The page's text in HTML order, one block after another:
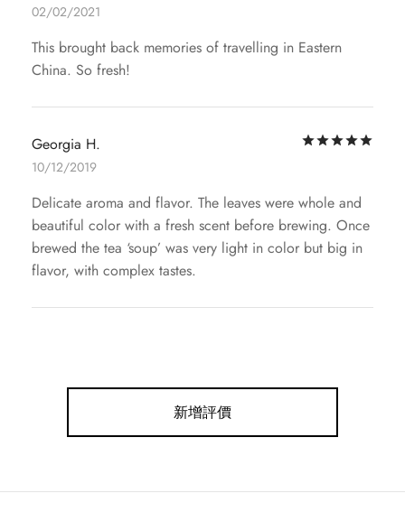
02/02/2021
This brought back memories of travelling in Eastern
China. So fresh!
Georgia H.
10/12/2019
Delicate aroma and flavor. The leaves were whole and
beautiful color with a fresh scent before brewing. Once
brewed the tea ‘soup’ was very light in color but big in
flavor, with complex tastes.
新增評價